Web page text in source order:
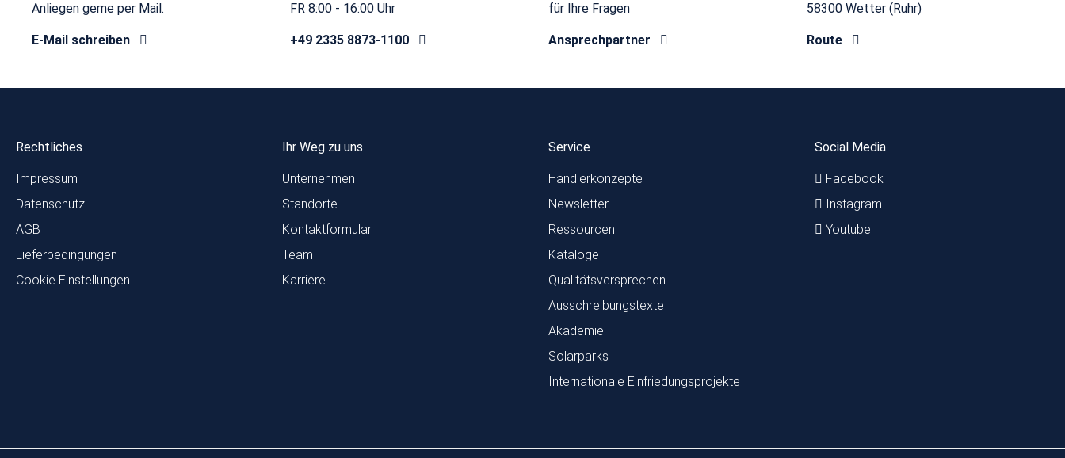
Anliegen gerne per Mail.
E-Mail schreiben
FR 8:00 - 16:00 Uhr
+49 2335 8873-1100
für Ihre Fragen
Ansprechpartner
58300 Wetter (Ruhr)
Route
Rechtliches
Impressum
Datenschutz
AGB
Lieferbedingungen
Cookie Einstellungen
Ihr Weg zu uns
Unternehmen
Standorte
Kontaktformular
Team
Karriere
Service
Händlerkonzepte
Newsletter
Ressourcen
Kataloge
Qualitätsversprechen
Ausschreibungstexte
Akademie
Solarparks
Internationale Einfriedungsprojekte
Social Media
Facebook
Instagram
Youtube